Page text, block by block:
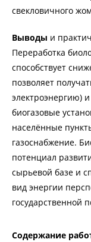
свекловичного
Выводы и
Переработка
способствует
позволяет
электроэнергию)
биогазовые
населённые
газоснабжение.
потенциал
сырьевой базе и
вид энергии
государственной
Содержание